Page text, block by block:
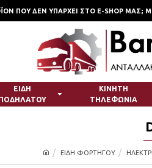
ΠΟΥ ΔΕΝ ΥΠΑΡΧΕΙ ΣΤΟ E-SHOP ΜΑΣ;
ΕΙΔΗ
ΚΙΝΗΤΗ
ΤΗΛΕΦΩΝΙΑ
ΕΙΔΗ ΦΟΡΤΗΓΟΥ